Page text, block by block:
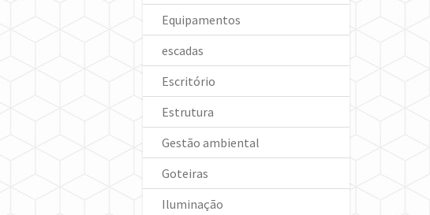
Equipamentos
escadas
Escritório
Estrutura
Gestão ambiental
Goteiras
Iluminação